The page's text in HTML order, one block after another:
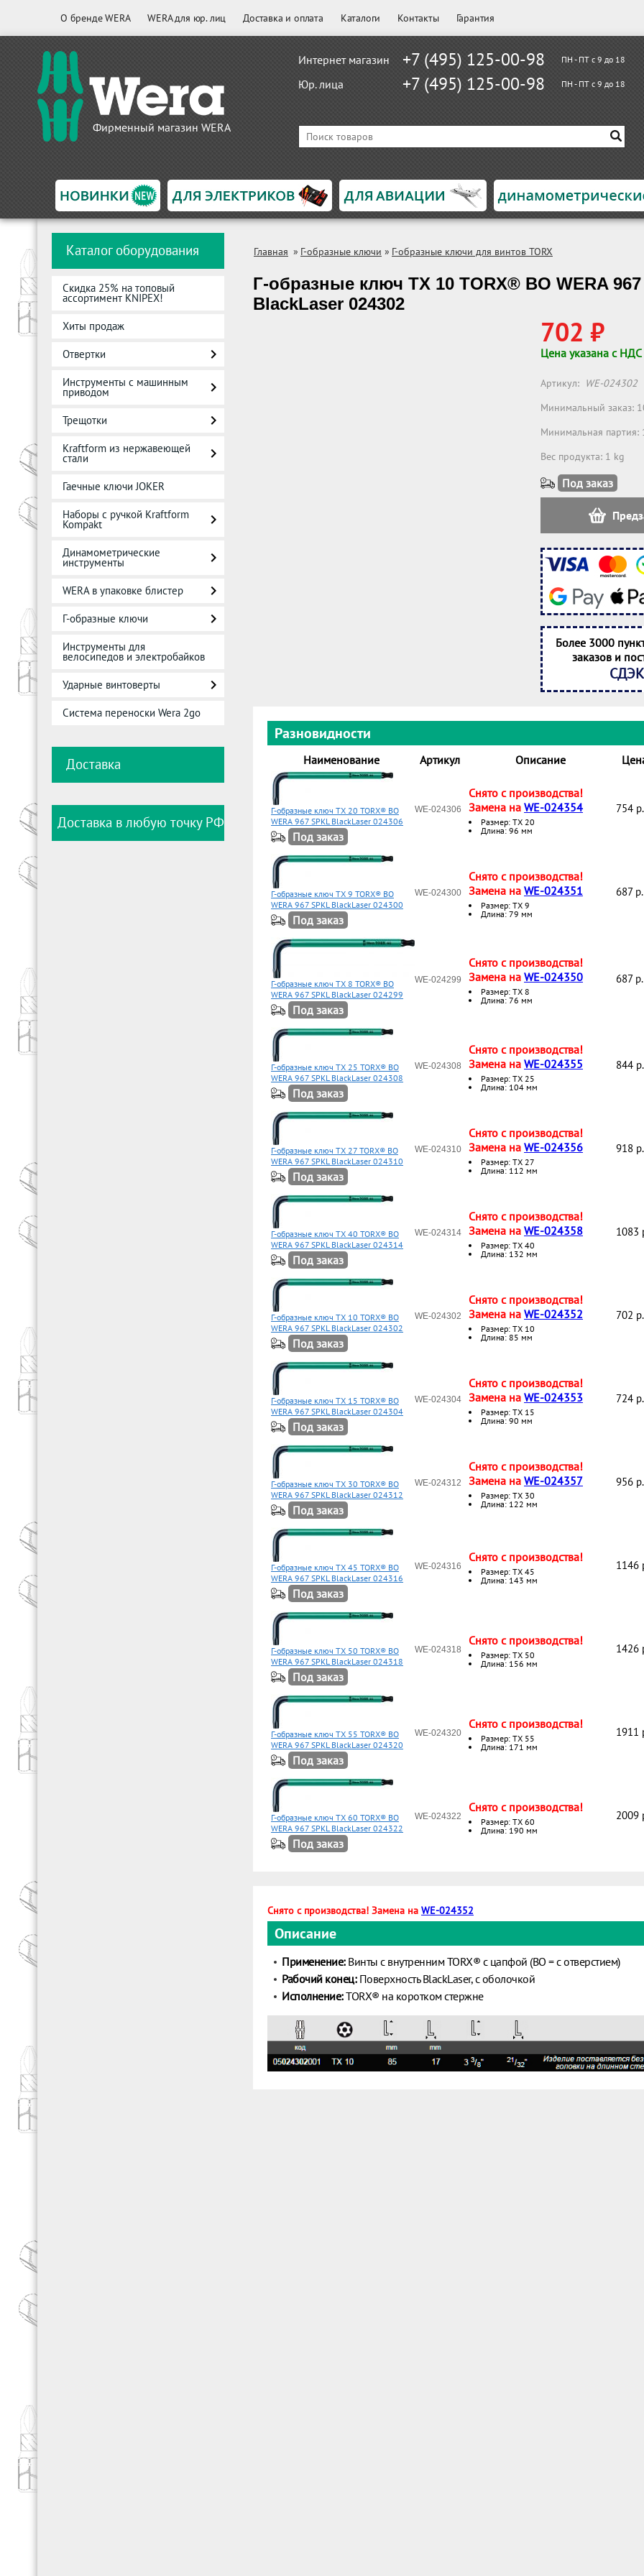
О бренде WERA WERA для юр. лиц Доставка и оплата Каталоги Контакты Гарантия
Фирменный магазин WERA
Интернет магазин +7 (495) 125-00-98 ПН - ПТ с 9 до 18
Юр. лица +7 (495) 125-00-98 ПН - ПТ с 9 до 18
Каталог оборудования
Скидка 25% на топовый
ассортимент KNIPEX!
Хиты продаж
Отвертки
Инструменты с машинным
приводом
Трещотки
Kraftform из нержавеющей
стали
Гаечные ключи JOKER
Наборы с ручкой Kraftform
Kompakt
Динамометрические
инструменты
WERA в упаковке блистер
Г-образные ключи
Инструменты для
велосипедов и электробайков
Ударные винтоверты
Система переноски Wera 2go
Доставка
Доставка в любую точку РФ
Главная » Г-образные ключи » Г-образные ключи для винтов TORX
Г-образные ключ TX 10 TORX® BO WERA
BlackLaser 024302
702 ₽
Цена указана с НДС
Артикул: WE-024302
Минимальный заказ:
Минимальная партия:
Вес продукта: 1 kg
Под заказ
Более 3000
заказов и
СДЭК
Разновидности
Наименование Артикул Описание
Г-образные ключ TX 20 TORX® BO
WERA 967 SPKL BlackLaser 024306
Под заказ
WE-024306
Снято с производства!
Замена на WE-024354
Размер: ТХ 20
Длина: 96 мм
754 p.
Г-образные ключ TX 9 TORX® BO
WERA 967 SPKL BlackLaser 024300
Под заказ
WE-024300
Снято с производства!
Замена на WE-024351
Размер: ТХ 9
Длина: 79 мм
687 p.
Г-образные ключ TX 8 TORX® BO
WERA 967 SPKL BlackLaser 024299
Под заказ
WE-024299
Снято с производства!
Замена на WE-024350
Размер: ТХ 8
Длина: 76 мм
687 p.
Г-образные ключ TX 25 TORX® BO
WERA 967 SPKL BlackLaser 024308
Под заказ
WE-024308
Снято с производства!
Замена на WE-024355
Размер: ТХ 25
Длина: 104 мм
844 p.
Г-образные ключ TX 27 TORX® BO
WERA 967 SPKL BlackLaser 024310
Под заказ
WE-024310
Снято с производства!
Замена на WE-024356
Размер: ТХ 27
Длина: 112 мм
918 p.
Г-образные ключ TX 40 TORX® BO
WERA 967 SPKL BlackLaser 024314
Под заказ
WE-024314
Снято с производства!
Замена на WE-024358
Размер: ТХ 40
Длина: 132 мм
1083
Г-образные ключ TX 10 TORX® BO
WERA 967 SPKL BlackLaser 024302
Под заказ
WE-024302
Снято с производства!
Замена на WE-024352
Размер: ТХ 10
Длина: 85 мм
702 p.
Г-образные ключ TX 15 TORX® BO
WERA 967 SPKL BlackLaser 024304
Под заказ
WE-024304
Снято с производства!
Замена на WE-024353
Размер: ТХ 15
Длина: 90 мм
724 p.
Г-образные ключ TX 30 TORX® BO
WERA 967 SPKL BlackLaser 024312
Под заказ
WE-024312
Снято с производства!
Замена на WE-024357
Размер: ТХ 30
Длина: 122 мм
956 p.
Г-образные ключ TX 45 TORX® BO
WERA 967 SPKL BlackLaser 024316
Под заказ
WE-024316
Снято с производства!
Размер: ТХ 45
Длина: 143 мм
1146
Г-образные ключ TX 50 TORX® BO
WERA 967 SPKL BlackLaser 024318
Под заказ
WE-024318
Снято с производства!
Размер: ТХ 50
Длина: 156 мм
1426
Г-образные ключ TX 55 TORX® BO
WERA 967 SPKL BlackLaser 024320
Под заказ
WE-024320
Снято с производства!
Размер: ТХ 55
Длина: 171 мм
1911
Г-образные ключ TX 60 TORX® BO
WERA 967 SPKL BlackLaser 024322
Под заказ
WE-024322
Снято с производства!
Размер: ТХ 60
Длина: 190 мм
2009
Снято с производства! Замена на WE-024352
Описание
Применение:Винты с внутренним TORX® с цапфой (BO = с отверстием)
Рабочий конец:Поверхность BlackLaser, с оболочкой
Исполнение:TORX® на коротком стержне